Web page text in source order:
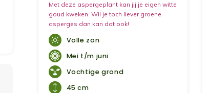
Met deze aspergeplant kan jij je eigen witte
goud kweken. Wil je toch liever groene
asperges dan kan dat ook!
Volle zon
Mei t/m juni
Vochtige grond
45 cm